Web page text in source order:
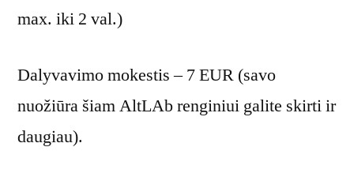
max. iki 2 val.)
Dalyvavimo mokestis – 7 EUR (savo
nuožiūra šiam AltLAb renginiui galite skirti ir
daugiau).